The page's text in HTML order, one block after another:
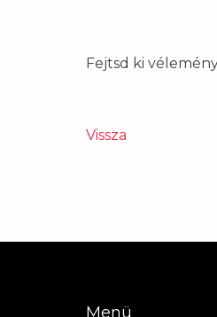
Fejtsd ki
Vissza
Menü